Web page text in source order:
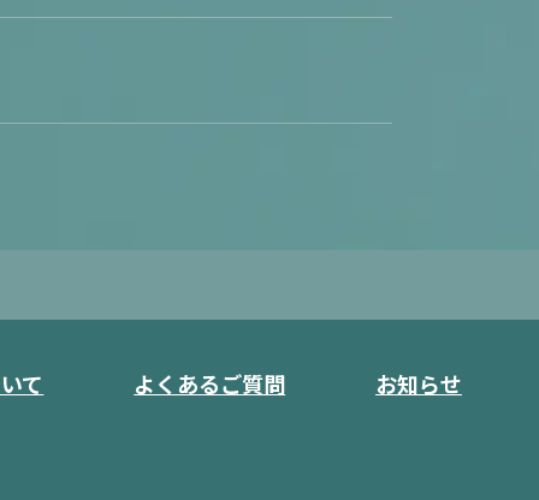
て よくあるご質問 お知らせ